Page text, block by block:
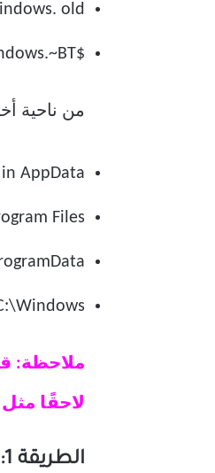
old
$Windows.~BT
من ناحية
in AppData
Files
ملاحظة:
لاحقًا
الطريقة 1: استخدام “تنظيف القرص”